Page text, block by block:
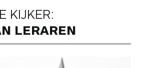
KIJKER:
LERAREN